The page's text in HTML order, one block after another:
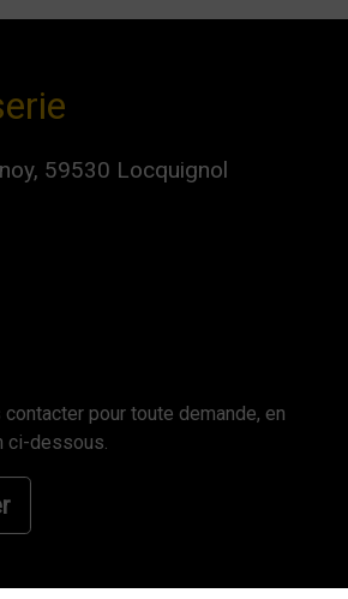
59530 Locquignol
pour toute demande, en
ci-dessous.